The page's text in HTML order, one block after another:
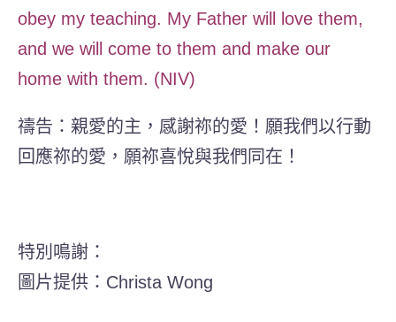
obey my teaching. My Father will love them,
and we will come to them and make our
home with them. (NIV)
禱告：親愛的主，感謝祢的愛！願我們以行動
回應祢的愛，願祢喜悅與我們同在！
特別鳴謝：
圖片提供：Christa Wong